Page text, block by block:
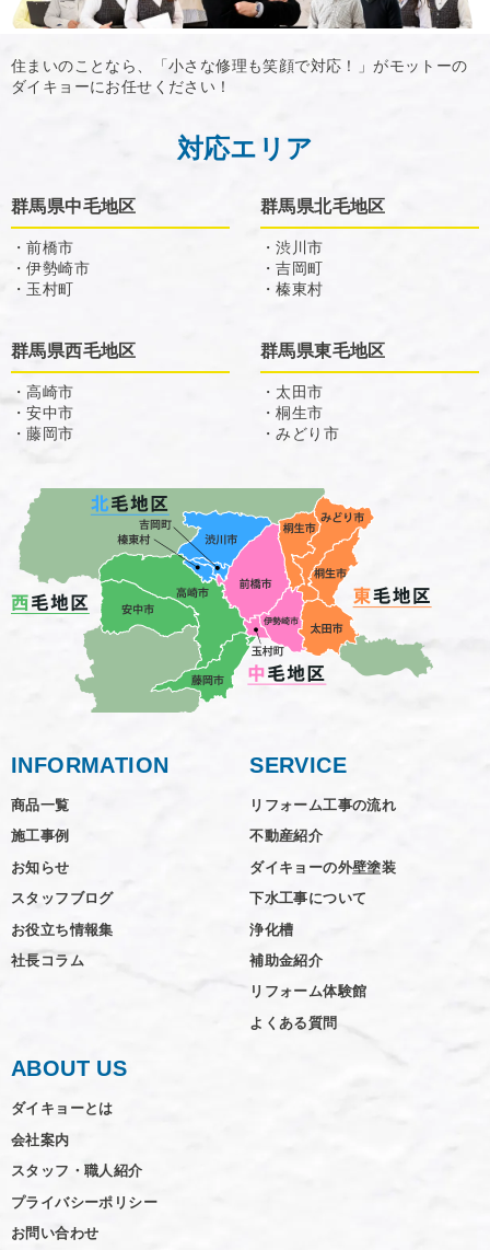
住まいのことなら、「小さな修理も笑顔で対応！」がモットーの
ダイキョーにお任せください！
対応エリア
群馬県中毛地区
・前橋市
・伊勢崎市
・玉村町
群馬県北毛地区
・渋川市
・吉岡町
・榛東村
群馬県西毛地区
・高崎市
・安中市
・藤岡市
群馬県東毛地区
・太田市
・桐生市
・みどり市
INFORMATION
商品一覧
施工事例
お知らせ
スタッフブログ
お役立ち情報集
社長コラム
SERVICE
リフォーム工事の流れ
不動産紹介
ダイキョーの外壁塗装
下水工事について
浄化槽
補助金紹介
リフォーム体験館
よくある質問
ABOUT US
ダイキョーとは
会社案内
スタッフ・職人紹介
プライバシーポリシー
お問い合わせ